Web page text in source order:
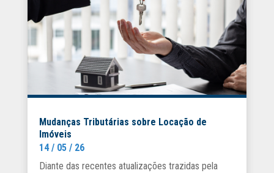
Mudanças Tributárias sobre Locação de
Imóveis
14 / 05 / 26
Diante das recentes atualizações trazidas pela